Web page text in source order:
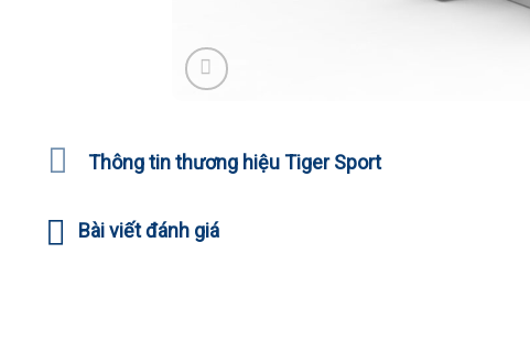
Thông tin thương hiệu Tiger Sport
Bài viết đánh giá